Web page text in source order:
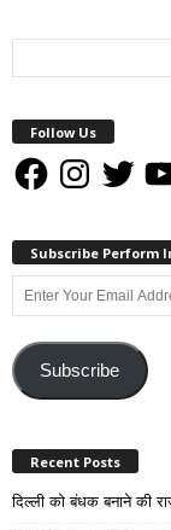
Follow Us
FacebookInstagram
Twitter
Subscribe Perform
Enter
Your
AddressSubscribe
Recent Posts
दिल्ली को बंधक बनाने की